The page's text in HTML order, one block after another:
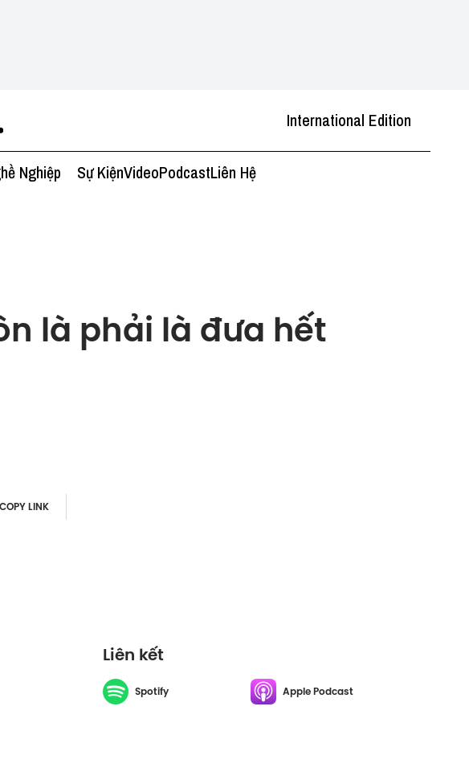
International Edition
Nghiệp Sự KiệnVideoPodcastLiên Hệ
là phải là đưa hết
COPY LINK
Liên kết
Spotify Apple Podcast